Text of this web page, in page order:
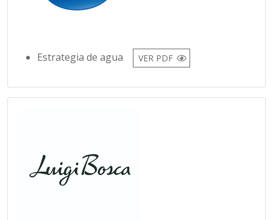
Estrategia de agua VER PDF